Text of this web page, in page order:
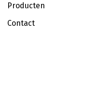
Producten
Contact